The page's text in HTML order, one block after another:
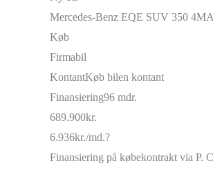
Mercedes-Benz EQE SUV 350
Køb
Firmabil
KontantKøb bilen kontant
Finansiering96 mdr.
689.900kr.
6.936kr./md.?
Finansiering på købekontrakt via P.